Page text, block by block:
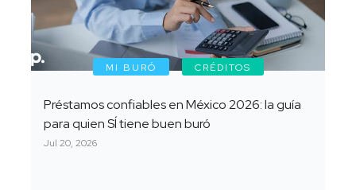
MI BURÓ CRÉDITOS
Préstamos confiables en México 2026: la guía
para quien SÍ tiene buen buró
Jul 20, 2026